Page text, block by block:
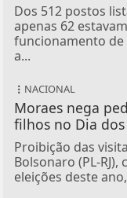
Dos 512 postos
apenas 62
funcionamento
a...
NACIONAL
Moraes nega
filhos no Dia dos
Proibição das
Bolsonaro (PL-
eleições deste